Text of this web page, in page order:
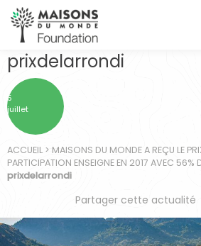
prixdelarrondi
5
juillet
ACCUEIL > MAISONS DU MONDE A REÇU LE
PARTICIPATION ENSEIGNE EN 2017 AVEC 56%
prixdelarrondi
Partager cette actualité